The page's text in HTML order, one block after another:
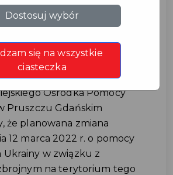
ustawy o pomocy
Ośrodka Pomocy
Pruszczu Gdańskim
że planowana zmiana
12 marca 2022 r. o pomocy
w związku z
na terytorium tego
Dostosuj wybór
się na wszystkie
ciasteczka